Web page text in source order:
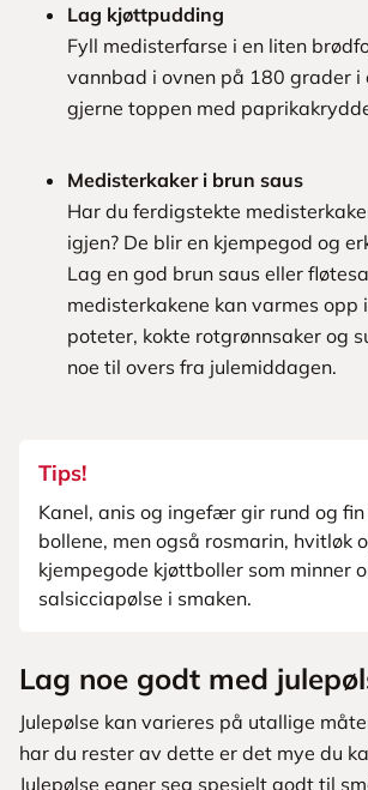
Lag kjøttpudding
Fyll medisterfarse i en liten
vannbad i ovnen på 180 grader i
gjerne toppen med
Medisterkaker i brun saus
Har du ferdigstekte
igjen? De blir en kjempegod og
Lag en god brun saus eller
medisterkakene kan varmes opp
poteter, kokte rotgrønnsaker og
noe til overs fra julemiddagen.
Tips!
Kanel, anis og ingefær gir rund og
bollene, men også rosmarin, hvitløk
kjempegode kjøttboller som minner
salsicciapølse i smaken.
Lag noe godt med
Julepølse kan varieres på utallige
har du rester av dette er det mye du
Julepølse egner seg spesielt godt til